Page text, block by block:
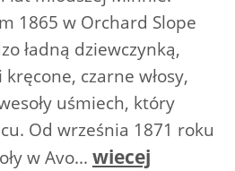
1865 w Orchard Slope
ładną dziewczynką,
kręcone, czarne włosy,
uśmiech, który
Od września 1871 roku
w Avo... wiecej